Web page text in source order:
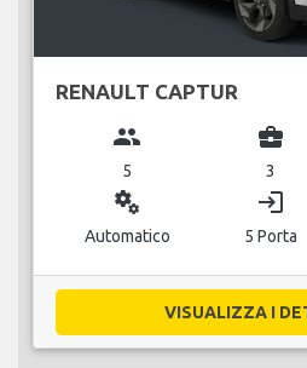
RENAULT CAPTUR
group
5
business_center
3
miscellaneous_services
Automatico
login
5 Porta
VISUALIZZA I